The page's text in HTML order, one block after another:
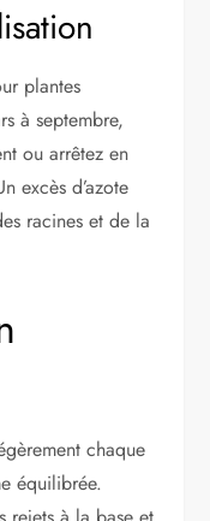
plantes
à septembre,
ou arrêtez en
excès d’azote
racines et de la
chaque
équilibrée.